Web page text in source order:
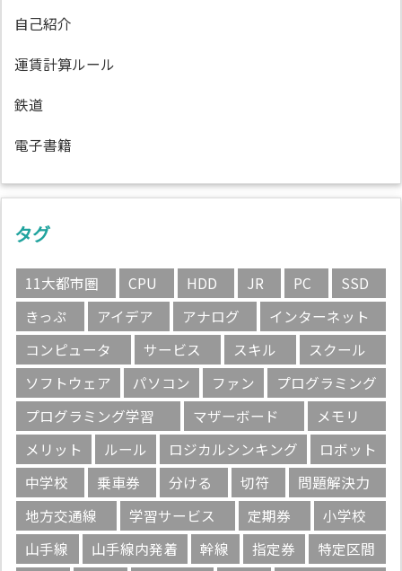
自己紹介
運賃計算ルール
鉄道
電子書籍
タグ
11大都市圏 CPU HDD JR PC
SSD
きっぷ
アイデア アナログ
インターネット
コンピュータ
サービス スキル
スクール
ソフトウェア
パソコン ファン
プログラミング
プログラミング学習
マザーボード
メモリ
メリット
ルール ロジカルシンキング
ロボット
中学校
乗車券 分ける 切符
問題解決力
地方交通線
学習サービス 定期券
小学校
山手線
山手線内発着 幹線 指定券
特定区間